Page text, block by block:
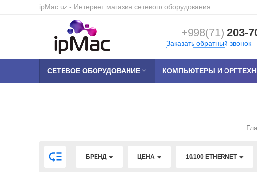
ipMac.uz - Интернет магазин сетевого оборудования
+998(71) 203-
Заказать обратный звонок
СЕТЕВОЕ ОБОРУДОВАНИЕ  КОМПЬЮТЕРЫ И
 БРЕНД ЦЕНА 10/100 ETHERNET